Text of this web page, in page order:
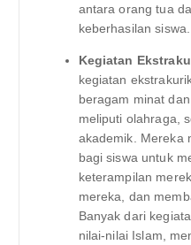
antara orang tua
keberhasilan siswa.
Kegiatan
kegiatan
beragam minat
meliputi olahraga,
akademik. Mereka
bagi siswa untuk
keterampilan
mereka, dan
Banyak dari
nilai-nilai Islam,